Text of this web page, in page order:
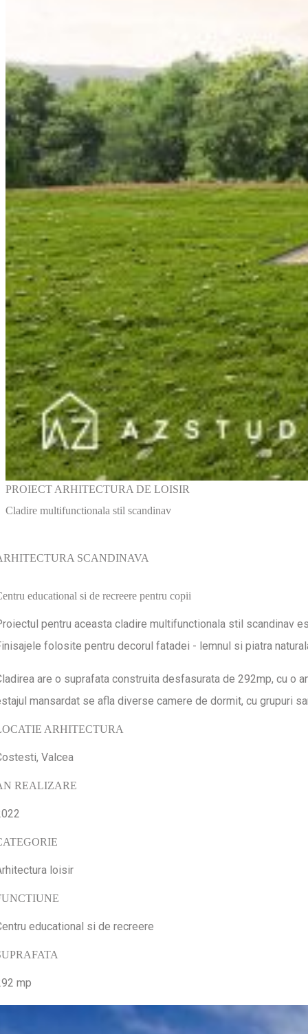
PROIECT ARHITECTURA DE LOISIR
Cladire multifunctionala stil scandinav
SCANDINAVA
educational si de recreere pentru copii
pentru aceasta cladire multifunctionala stil scandinav
folosite pentru decorul fatadei - lemnul si piatra
are o suprafata construita desfasurata de 292mp, cu o
mansardat se afla diverse camere de dormit, cu grupuri
ARHITECTURA
Valcea
REALIZARE
loisir
educational si de recreere
mp